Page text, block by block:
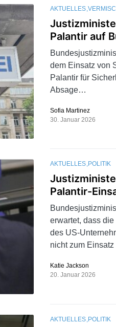
AKTUELLES
Palantir auf
dem Einsatz von
Palantir für
Absage…
Sofia Martinez
30. Januar 2026
AKTUELLES POLITIK
Palantir-
erwartet, dass
des US-
nicht zum
Katie Jackson
20. Januar 2026
AKTUELLES POLITIK